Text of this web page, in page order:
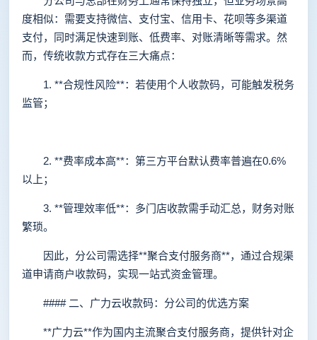
度相似：需要支持微信、支付宝、信用卡、花呗等多渠道
支付，同时满足快速到账、低费率、对账清晰等需求。然
而，传统收款方式存在三大痛点：
1. **合规性风险**：若使用个人收款码，可能触发税务
监管；
2. **费率成本高**：第三方平台默认费率普遍在0.6%
以上；
3. **管理效率低**：多门店收款需手动汇总，财务对账
繁琐。
因此，分公司需选择**聚合支付服务商**，通过合规渠
道申请商户收款码，实现一站式资金管理。
#### 二、广力云收款码：分公司的优选方案
**广力云**作为国内主流聚合支付服务商，提供针对企